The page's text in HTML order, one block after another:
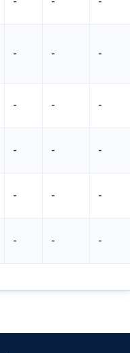
- - -
- - -
- - -
- - -
- - -